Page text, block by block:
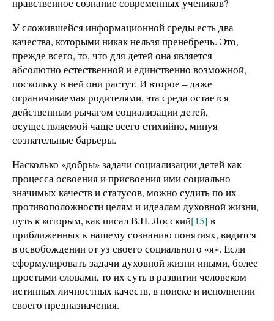
У сложившейся информационной среды есть два
качества, которыми никак нельзя пренебречь. Это,
прежде всего, то, что для детей она является
абсолютно естественной и единственно возможной,
поскольку в ней они растут. И второе – даже
ограничиваемая родителями, эта среда остается
действенным рычагом социализации детей,
осуществляемой чаще всего стихийно, минуя
сознательные барьеры.
Насколько «добры» задачи социализации детей как
процесса освоения и присвоения ими социально
значимых качеств и статусов, можно судить по их
противоположности целям и идеалам духовной жизни,
путь к которым, как писал В.Н. Лосский[15] в
приближенных к нашему сознанию понятиях, видится
в освобождении от уз своего социального «я». Если
сформулировать задачи духовной жизни иными, более
простыми словами, то их суть в развитии человеком
истинных личностных качеств, в поиске и исполнении
своего предназначения.